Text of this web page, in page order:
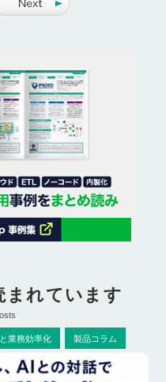
まれています
業務効率化 製品コラム